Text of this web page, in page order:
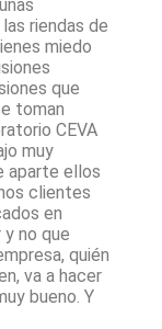
riendas de
miedo
que
toman
CEVA
muy
aparte ellos
clientes
en
no que
quién
va a hacer
bueno. Y